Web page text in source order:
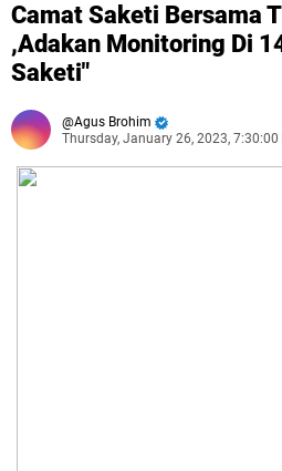
​Camat Saketi Bersama
,Adakan Monitoring Di
Saketi"
Agus Brohim
Thursday, January 26, 2023, 7:30:00